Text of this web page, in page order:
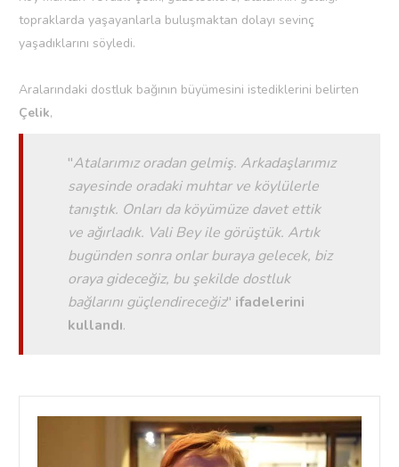
topraklarda yaşayanlarla buluşmaktan dolayı sevinç
yaşadıklarını söyledi.
Aralarındaki dostluk bağının büyümesini istediklerini belirten
Çelik,
"Atalarımız oradan gelmiş. Arkadaşlarımız
sayesinde oradaki muhtar ve köylülerle
tanıştık. Onları da köyümüze davet ettik
ve ağırladık. Vali Bey ile görüştük. Artık
bugünden sonra onlar buraya gelecek, biz
oraya gideceğiz, bu şekilde dostluk
bağlarını güçlendireceğiz" ifadelerini
kullandı.